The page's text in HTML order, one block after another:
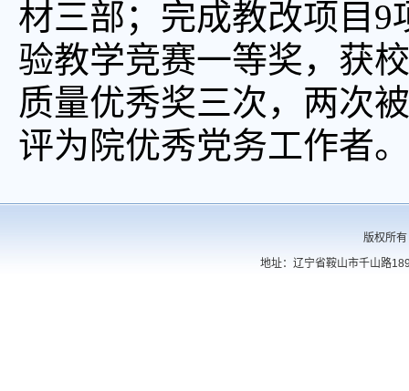
材三部；完成教改项目
验教学竞赛一等奖，获
质量优秀奖三次，两次
评为院优秀党务工作者。
版权所
地址：辽宁省鞍山市千山路